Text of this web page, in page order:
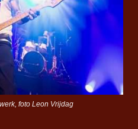
foto Leon Vrijdag